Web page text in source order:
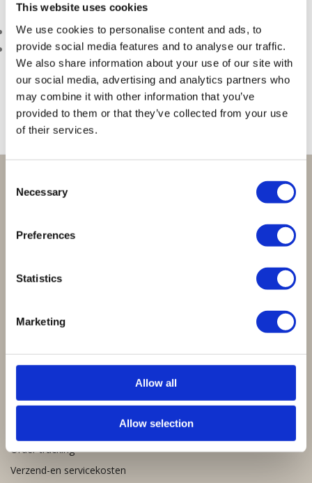
This website uses cookies
We use cookies to personalise content and ads, to
provide social media features and to analyse our traffic.
We also share information about your use of our site with
our social media, advertising and analytics partners who
may combine it with other information that you’ve
provided to them or that they’ve collected from your use
of their services.
Selection
Necessary
Preferences
Statistics
Marketing
Allow all
Allow selection
arbeidsvoorwaarden
Een gezellig team met een fijne werksfeer
Personeelskorting op onze volledige collectie
Klaar om te schitteren?
Ben jij de flexibele topper die we zoeken? Stuur je cv en
motivatie naarwerkenbij@julidansjewels.nlen
misschien verwelkomen we jou binnenkort in ons team!
Cadeaubon:
Order tracking
Verzend-en servicekosten